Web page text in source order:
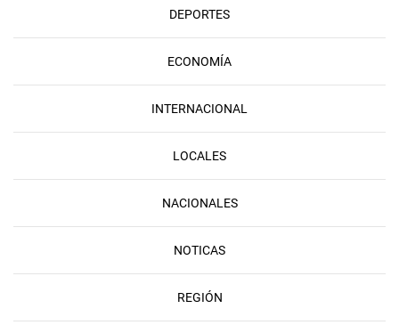
DEPORTES
ECONOMÍA
INTERNACIONAL
LOCALES
NACIONALES
NOTICAS
REGIÓN